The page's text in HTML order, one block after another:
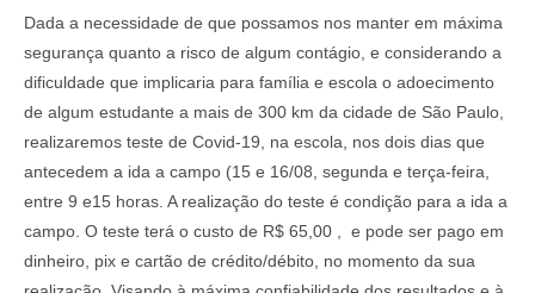
Dada a necessidade de que possamos nos manter em máxima
segurança quanto a risco de algum contágio, e considerando a
dificuldade que implicaria para família e escola o adoecimento
de algum estudante a mais de 300 km da cidade de São Paulo,
realizaremos teste de Covid-19, na escola, nos dois dias que
antecedem a ida a campo (15 e 16/08, segunda e terça-feira,
entre 9 e15 horas. A realização do teste é condição para a ida a
campo. O teste terá o custo de R$ 65,00 , e pode ser pago em
dinheiro, pix e cartão de crédito/débito, no momento da sua